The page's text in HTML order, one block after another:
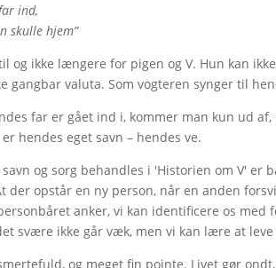
ind,
skulle hjem”
og ikke længere for pigen og V. Hun kan
gangbar valuta. Som vogteren synger til
far er gået ind i, kommer man kun ud
hendes eget savn – hendes ve.
og sorg behandles i 'Historien om V' er
der opstår en ny person, når en anden
anker, vi kan identificere os
svære ikke går væk, men vi kan lære at
og meget fin pointe. Livet gør